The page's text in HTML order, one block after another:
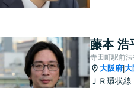
い分野に対
お気軽にご
【夜間・
藤本 浩
寺田町駅前
大阪府 大
ＪＲ環状